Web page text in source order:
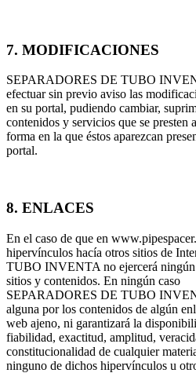
7. MODIFICACIONES
SEPARADORES DE TUBO
efectuar sin previo aviso las
en su portal, pudiendo cambiar,
contenidos y servicios que se presten
forma en la que éstos aparezcan
portal.
8. ENLACES
En el caso de que en
hipervínculos hacía otros sitios de
TUBO INVENTA no ejercerá ningún
sitios y contenidos. En ningún caso
SEPARADORES DE TUBO
alguna por los contenidos de algún
web ajeno, ni garantizará la
fiabilidad, exactitud, amplitud,
constitucionalidad de cualquier
ninguno de dichos hipervínculos u